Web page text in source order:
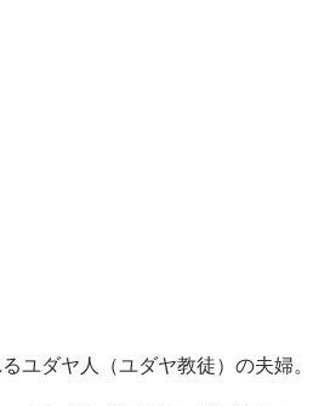
ユダヤ人（ユダヤ教徒）の夫婦。